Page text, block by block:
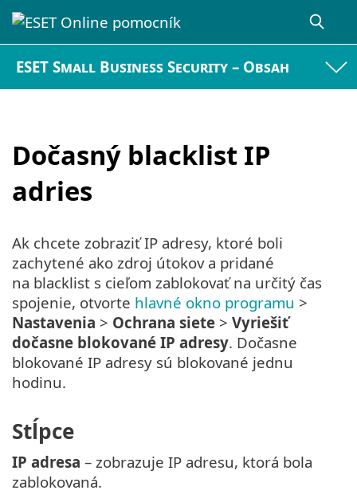
ESET Small Business Security – Obsah
Dočasný blacklist IP
adries
Ak chcete zobraziť IP adresy, ktoré boli
zachytené ako zdroj útokov a pridané
na blacklist s cieľom zablokovať na určitý čas
spojenie, otvorte hlavné okno programu >
Nastavenia > Ochrana siete > Vyriešiť
dočasne blokované IP adresy. Dočasne
blokované IP adresy sú blokované jednu
hodinu.
Stĺpce
IP adresa – zobrazuje IP adresu, ktorá bola
zablokovaná.